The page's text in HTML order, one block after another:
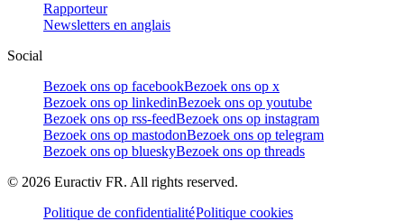
Rapporteur
Newsletters en anglais
Social
Bezoek ons op facebookBezoek ons op x
Bezoek ons op linkedinBezoek ons op youtube
Bezoek ons op rss-feedBezoek ons op instagram
Bezoek ons op mastodonBezoek ons op telegram
Bezoek ons op blueskyBezoek ons op threads
© 2026 Euractiv FR. All rights reserved.
Politique de confidentialitéPolitique cookies